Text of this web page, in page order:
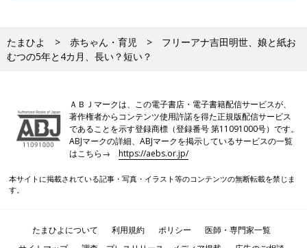
たまひよ 赤ちゃん・育児
フリーアナ吉田明世、娘と紙お
むつの5年と4カ月、長い？短い？
ＡＢＪマークは、この電子書店・電子書籍配信サービスが、
著作権者からコンテンツ使用許諾を得た正規版配信サービス
であることを示す登録商標（登録番号 第11091000号）です。
ABJマークの詳細、ABJマークを掲示しているサービスの一覧
はこちら→https://aebs.or.jp/
本サイトに掲載されている記事・写真・イラスト等のコンテンツの無断転載を禁じま
す。
たまひよについて 利用規約 ポリシー
医師・専門家一覧